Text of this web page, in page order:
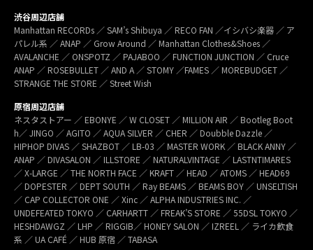
渋谷周辺店舗
Manhattan RECORDs ／ SAM’s Shibuya ／ RECO FAN ／イシバシ楽器 ／ ア
パレル系 ／ ANAP ／ Grow Around ／ Manhattan Clothes&Shoes ／
AVALANCHE ／ ONSPOTZ ／ PAJABOO ／ FUNCTION JUNCTION ／ Cruce
ANAP ／ ROSEBULLET ／ AND A ／ STOMY ／FAMES ／ MOREBUDGET ／
STRANGE THE STORE ／ Street Wish
原宿周辺店舗
ネスタストアー ／ EBONYE ／ W CLOSET ／ MILLION AIR ／ Bootleg Boot
h／ JINGO ／ AGITO ／ AQUA SILVER ／ CHER ／ Doubble Dazzle ／
HIPHOP DIVAS ／ SHAZBOT ／ LB-03 ／ MASTER WORK ／ BLACK ANNY ／
ANAP ／ DIVASALON ／ ILLSTORE ／ NATURALVINTAGE ／ LASTNTIMARES
／ X-LARGE ／ THE NORTH FACE ／ KRAFT ／ HEAD ／ ATOMS ／ HEAD69
／ DOPESTER ／ DEPT SOUTH ／ Ray BEAMS ／ BEAMS BOY ／ UNSELTISH
／ CAP COLLECTOR ONE ／ Xinc ／ ALPHA INDUSTRIES INC. ／
UNDEFEATED TOKYO ／ CARHARTT ／ FREAK’S STORE ／ 55DSL TOKYO ／
HESHDAWGZ ／ LHP ／ RIGGIB／ HONEY SALON ／ IZREEL ／ ライカ飲食
系 ／ UA CAFÉ ／ HUB 原宿 ／ TABASA